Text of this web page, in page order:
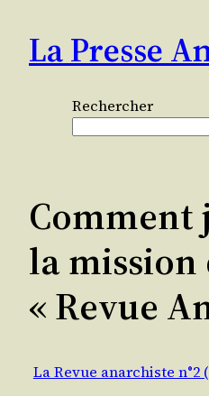
contenu
La Presse
Rechercher
Comment
la mission
« Revue
La Revue anarchiste n°2